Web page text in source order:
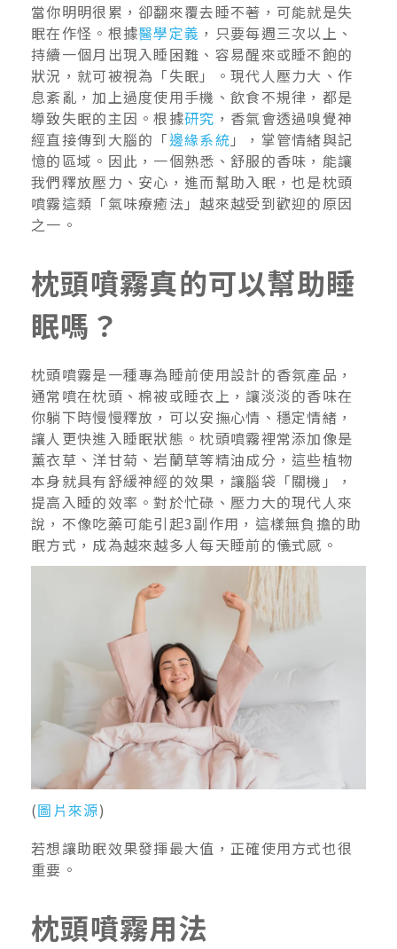
當你明明很累，卻翻來覆去睡不著，可能就是失
眠在作怪。根據醫學定義 ，只要每週三次以上、
持續一個月出現入睡困難、容易醒來或睡不飽的
狀況，就可被視為「失眠」。現代人壓力大、作
息紊亂，加上過度使用手機、飲食不規律，都是
導致失眠的主因。根據研究 ，香氣會透過嗅覺神
經直接傳到大腦的「邊緣系統 」，掌管情緒與記
憶的區域。因此，一個熟悉、舒服的香味，能讓
我們釋放壓力、安心，進而幫助入眠，也是枕頭
噴霧這類「氣味療癒法」越來越受到歡迎的原因
之一。
枕頭噴霧真的可以幫助睡
眠嗎？
枕頭噴霧是一種專為睡前使用設計的香氛產品，
通常噴在枕頭、棉被或睡衣上，讓淡淡的香味在
你躺下時慢慢釋放，可以安撫心情、穩定情緒，
讓人更快進入睡眠狀態。枕頭噴霧裡常添加像是
薰衣草、洋甘菊、岩蘭草等精油成分，這些植物
本身就具有舒緩神經的效果，讓腦袋「關機」，
提高入睡的效率。對於忙碌、壓力大的現代人來
說，不像吃藥可能引起3副作用，這樣無負擔的助
眠方式，成為越來越多人每天睡前的儀式感。
(圖片來源)
若想讓助眠效果發揮最大值，正確使用方式也很
重要。
枕頭噴霧用法